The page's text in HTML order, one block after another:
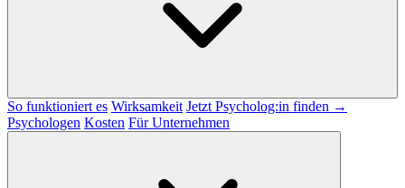
So funktioniert es Wirksamkeit Jetzt Psycholog:in finden →
Psychologen Kosten Für Unternehmen